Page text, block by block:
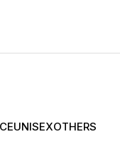
UNISEXOTHERS